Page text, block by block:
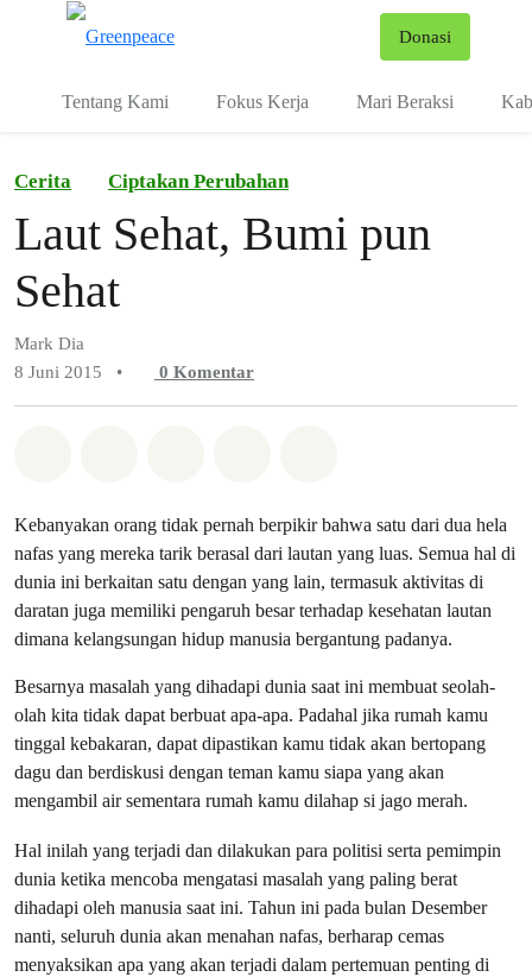
Donasi
Tentang Kami Fokus Kerja Mari Beraksi
Cerita Ciptakan Perubahan
Laut Sehat, Bumi pun
Sehat
Mark Dia
8 Juni 2015
• 0 Komentar
Kebanyakan orang tidak pernah berpikir bahwa satu dari dua hela
nafas yang mereka tarik berasal dari lautan yang luas. Semua hal di
dunia ini berkaitan satu dengan yang lain, termasuk aktivitas di
daratan juga memiliki pengaruh besar terhadap kesehatan lautan
dimana kelangsungan hidup manusia bergantung padanya.
Besarnya masalah yang dihadapi dunia saat ini membuat seolah-
olah kita tidak dapat berbuat apa-apa. Padahal jika rumah kamu
tinggal kebakaran, dapat dipastikan kamu tidak akan bertopang
dagu dan berdiskusi dengan teman kamu siapa yang akan
mengambil air sementara rumah kamu dilahap si jago merah.
Hal inilah yang terjadi dan dilakukan para politisi serta pemimpin
dunia ketika mencoba mengatasi masalah yang paling berat
dihadapi oleh manusia saat ini. Tahun ini pada bulan Desember
nanti, seluruh dunia akan menahan nafas, berharap cemas
menyaksikan apa yang akan terjadi dalam pertemuan penting di